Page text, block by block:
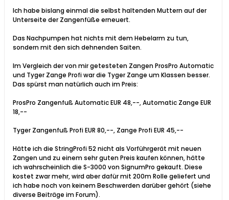
Ich habe bislang einmal die selbst haltenden Muttern auf der
Unterseite der Zangenfüße erneuert.
Das Nachpumpen hat nichts mit dem Hebelarm zu tun,
sondern mit den sich dehnenden Saiten.
Im Vergleich der von mir getesteten Zangen ProsPro Automatic
und Tyger Zange Profi war die Tyger Zange um Klassen besser.
Das spürst man natürlich auch im Preis:
ProsPro Zangenfuß Automatic EUR 48,--, Automatic Zange EUR
18,--
Tyger Zangenfuß Profi EUR 80,--, Zange Profi EUR 45,--
Hätte ich die StringProfi 52 nicht als Vorführgerät mit neuen
Zangen und zu einem sehr guten Preis kaufen können, hätte
ich wahrscheinlich die S-3000 von SignumPro gekauft. Diese
kostet zwar mehr, wird aber dafür mit 200m Rolle geliefert und
ich habe noch von keinem Beschwerden darüber gehört (siehe
diverse Beiträge im Forum).